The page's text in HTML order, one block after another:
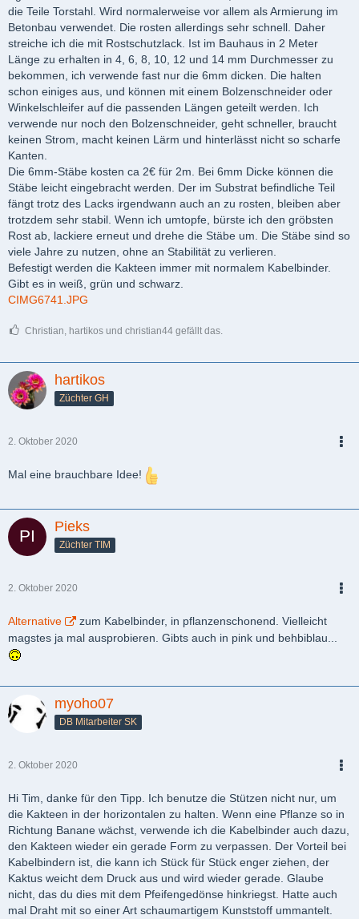
die Teile Torstahl. Wird normalerweise vor allem als Armierung im
Betonbau verwendet. Die rosten allerdings sehr schnell. Daher
streiche ich die mit Rostschutzlack. Ist im Bauhaus in 2 Meter
Länge zu erhalten in 4, 6, 8, 10, 12 und 14 mm Durchmesser zu
bekommen, ich verwende fast nur die 6mm dicken. Die halten
schon einiges aus, und können mit einem Bolzenschneider oder
Winkelschleifer auf die passenden Längen geteilt werden. Ich
verwende nur noch den Bolzenschneider, geht schneller, braucht
keinen Strom, macht keinen Lärm und hinterlässt nicht so scharfe
Kanten.
Die 6mm-Stäbe kosten ca 2€ für 2m. Bei 6mm Dicke können die
Stäbe leicht eingebracht werden. Der im Substrat befindliche Teil
fängt trotz des Lacks irgendwann auch an zu rosten, bleiben aber
trotzdem sehr stabil. Wenn ich umtopfe, bürste ich den gröbsten
Rost ab, lackiere erneut und drehe die Stäbe um. Die Stäbe sind so
viele Jahre zu nutzen, ohne an Stabilität zu verlieren.
Befestigt werden die Kakteen immer mit normalem Kabelbinder.
Gibt es in weiß, grün und schwarz.
CIMG6741.JPG
Christian, hartikos und christian44 gefällt das.
hartikos
Züchter GH
2. Oktober 2020
Mal eine brauchbare Idee!
Pieks
Züchter TIM
2. Oktober 2020
Alternative
zum Kabelbinder, in pflanzenschonend. Vielleicht
magstes ja mal ausprobieren. Gibts auch in pink und behbiblau...
myoho07
DB Mitarbeiter SK
2. Oktober 2020
Hi Tim, danke für den Tipp. Ich benutze die Stützen nicht nur, um
die Kakteen in der horizontalen zu halten. Wenn eine Pflanze so in
Richtung Banane wächst, verwende ich die Kabelbinder auch dazu,
den Kakteen wieder ein gerade Form zu verpassen. Der Vorteil bei
Kabelbindern ist, die kann ich Stück für Stück enger ziehen, der
Kaktus weicht dem Druck aus und wird wieder gerade. Glaube
nicht, das du dies mit dem Pfeifengedönse hinkriegst. Hatte auch
mal Draht mit so einer Art schaumartigem Kunststoff ummantelt.